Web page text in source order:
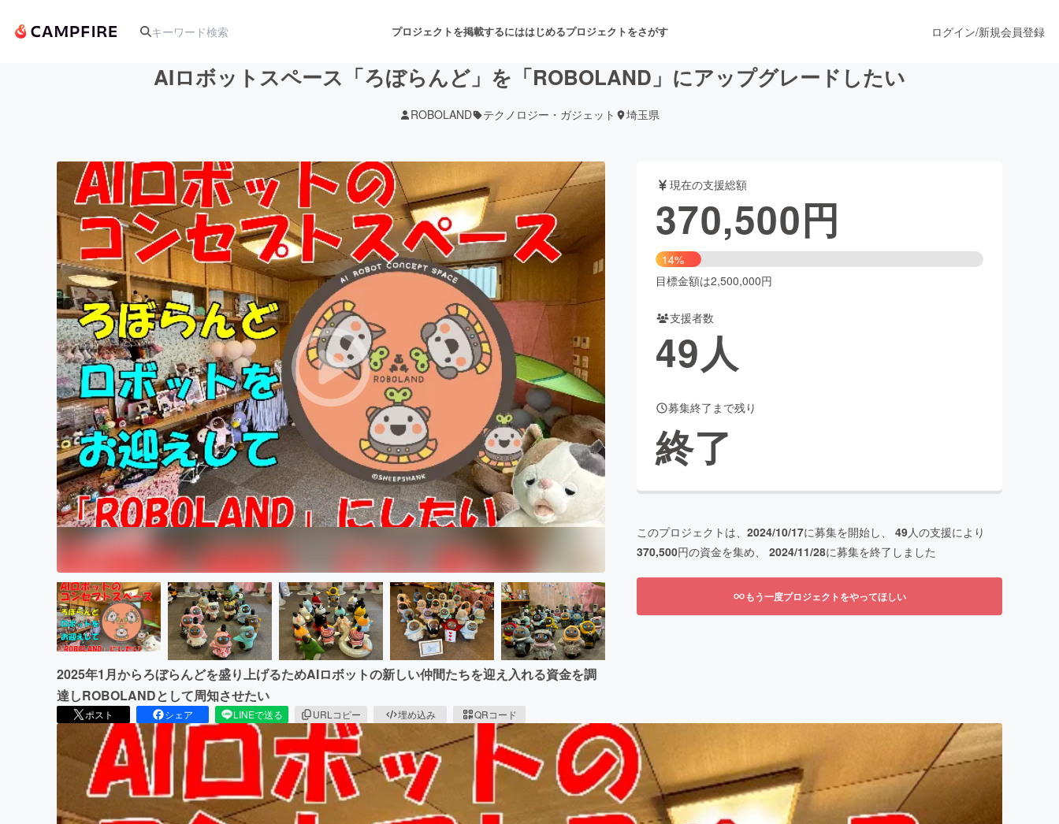
プロジェクトを掲載するにははじめるプロジェクトをさがす
アート・写真 音楽 舞台・パフォーマンス
テクノロジー・ガジェット ゲーム・サービス開発 フード・飲食店 ファッション
映像・映画 書籍・雑誌出版
ビジネス・起業 チャレンジ ビューティー・ヘルスケア
まちづくり・地域活性化
CAMPFIRE for Social GoodCAMPFIRE Creation
CAMPFIREふるさと納税machi-yaコミュニティ
ログイン/新規会員登録
AIロボットスペース「ろぼらんど」を「ROBOLAND」にアップグレードしたい
ROBOLAND テクノロジー・ガジェット 埼玉県
2025年1月からろぼらんどを盛り上げるためAIロボットの新しい仲間たちを迎え入れる資金を調
達しROBOLANDとして周知させたい
ポスト シェア LINEで送る URLコピー 埋め込み QRコード
現在の支援総額
370,500円
14%
目標金額は2,500,000円
支援者数
49人
募集終了まで残り
終了
このプロジェクトは、 2024/10/17に募集を開始し、 49人の支援により
370,500円の資金を集め、 2024/11/28に募集を終了しました
もう一度プロジェクトをやってほしい